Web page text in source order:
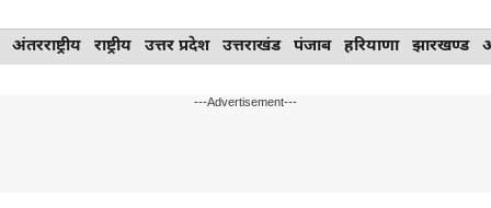
Skip
to
अंतरराष्ट्रीय राष्ट्रीय उत्तर प्रदेश उत्तराखंड पंजाब हरियाणा झारखण्ड
---Advertisement---